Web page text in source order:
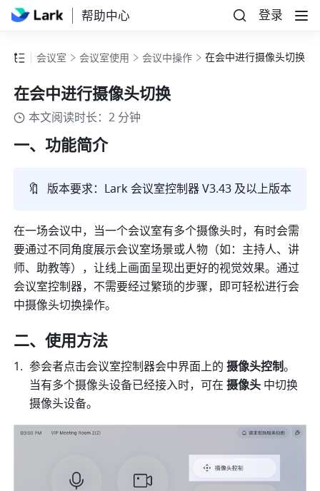
帮助中心 登录
会议室 会议室使用 会议中操作 在会中进行摄像头切换
在会中进行摄像头切换
本文阅读时长：2 分钟
一、功能简介
🔖 版本要求：Lark 会议室控制器 V3.43 及以上版本
在一场会议中，当一个会议室有多个摄像头时，有时会需
要通过不同角度展示会议室场景或人物（如：主持人、讲
师、助教等），让线上画面呈现出更好的视觉效果。通过
会议室控制器，不需要经过繁琐的步骤，即可轻松进行会
中摄像头切换操作。
二、使用方法
参会者点击会议室控制器会中界面上的 摄像头控制。
当有多个摄像头设备已经接入时，可在 摄像头 中切换
摄像头设备。